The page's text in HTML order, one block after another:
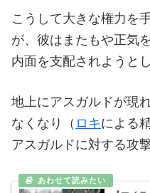
こうして大きな権力を
が、彼はまたもや正気
内面を支配されようと
地上にアスガルドが現
なくなり（ ロキによる
アスガルドに対する攻